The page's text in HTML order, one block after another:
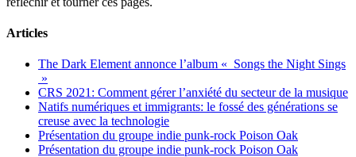
Articles
The Dark Element annonce l’album « Songs the Night Sings
»
CRS 2021: Comment gérer l’anxiété du secteur de la musique
Natifs numériques et immigrants: le fossé des générations se
creuse avec la technologie
Présentation du groupe indie punk-rock Poison Oak
Présentation du groupe indie punk-rock Poison Oak